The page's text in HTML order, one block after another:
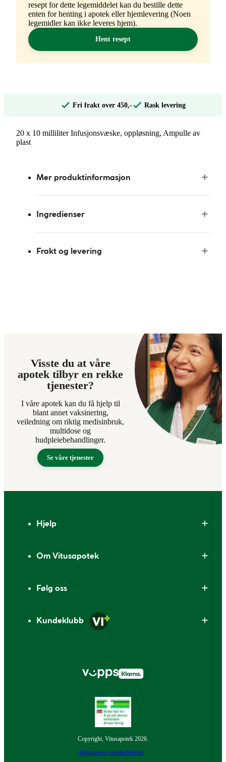
resept for dette legemiddelet kan du bestille dette
enten for henting i apotek eller hjemlevering (Noen
legemidler kan ikke leveres hjem).
Hent resept
Fri frakt over 450,- Rask levering
20 x 10 milliliter Infusjonsvæske, oppløsning, Ampulle av
plast
Mer produktinformasjon
Ingredienser
Frakt og levering
Visste du at våre
apotek tilbyr en rekke
tjenester?
I våre apotek kan du få hjelp til
blant annet vaksinering,
veiledning om riktig medisinbruk,
multidose og
hudpleiebehandlinger.
Se våre tjenester
Hjelp
Om Vitusapotek
Følg oss
Kundeklubb
Copyright, Vitusapotek 2026.
Administrer cookiesMerker